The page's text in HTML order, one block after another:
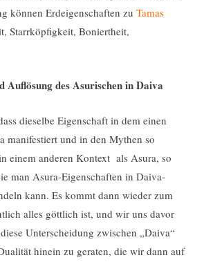
können Erdeigenschaften zu Tamas
Starrköpfigkeit, Boniertheit,
Auflösung des Asurischen in Daiva
dieselbe Eigenschaft in dem einen
manifestiert und in den Mythen so
einem anderen Kontext als Asura, so
man Asura-Eigenschaften in Daiva-
kann. Es kommt dann wieder zum
alles göttlich ist, und wir uns davor
Unterscheidung zwischen „Daiva“
hinein zu geraten, die wir dann auf